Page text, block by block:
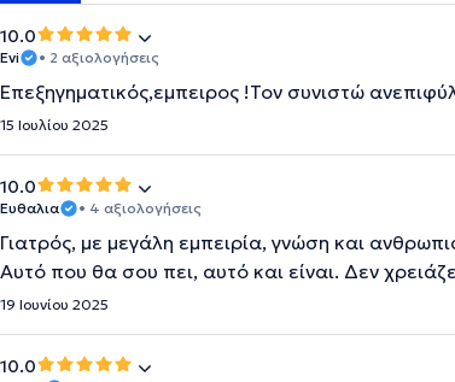
10.0
Evi • 2 αξιολογήσεις
Επεξηγηματικός,εμπειρος !Τον συνιστώ
15 Ιουλίου 2025
10.0
Ευθαλια • 4 αξιολογήσεις
Γιατρός, με μεγάλη εμπειρία, γνώση και
Αυτό που θα σου πει, αυτό και είναι. Δεν
19 Ιουνίου 2025
10.0